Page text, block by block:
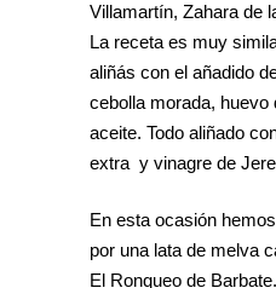
Villamartín, Zahara de
La receta es muy
aliñás con el añadido
cebolla morada, huevo
aceite. Todo aliñado
extra y vinagre de
En esta ocasión
por una lata de melva
El Ronqueo de Barbate.